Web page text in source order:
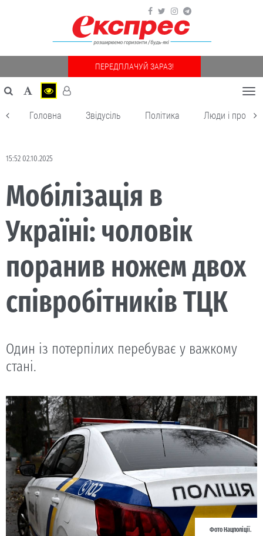
ПЕРЕДПЛАЧУЙ ЗАРАЗ!
Головна Звідусіль Політика Люди і
15:52 02.10.2025
Мобілізація в
Україні: чоловік
поранив ножем двох
співробітників ТЦК
Один із потерпілих перебуває у важкому
стані.
Фото Нацполіції.